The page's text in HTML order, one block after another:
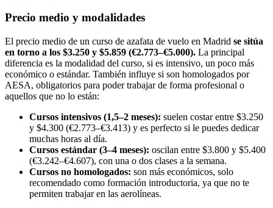
Precio medio y modalidades
El precio medio de un curso de azafata de vuelo en Madrid se sitúa
en torno a los $3.250 y $5.859 (€2.773–€5.000). La principal
diferencia es la modalidad del curso, si es intensivo, un poco más
económico o estándar. También influye si son homologados por
AESA, obligatorios para poder trabajar de forma profesional o
aquellos que no lo están:
Cursos intensivos (1,5–2 meses): suelen costar entre $3.250
y $4.300 (€2.773–€3.413) y es perfecto si le puedes dedicar
muchas horas al día.
Cursos estándar (3–4 meses): oscilan entre $3.800 y $5.400
(€3.242–€4.607), con una o dos clases a la semana.
Cursos no homologados: son más económicos, solo
recomendado como formación introductoria, ya que no te
permiten trabajar en las aerolíneas.